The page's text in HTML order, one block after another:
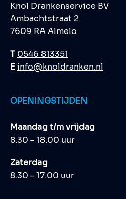
Knol Drankenservice BV
Ambachtstraat 2
7609 RA Almelo
T 0546 813351
Einfo@knoldranken.nl
OPENINGSTIJDEN
Maandag t/m vrijdag
8.30 – 18.00 uur
Zaterdag
8.30 – 17.00 uur